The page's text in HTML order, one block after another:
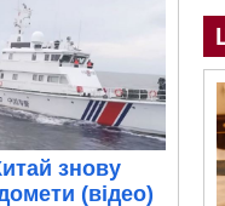
знову
(відео)